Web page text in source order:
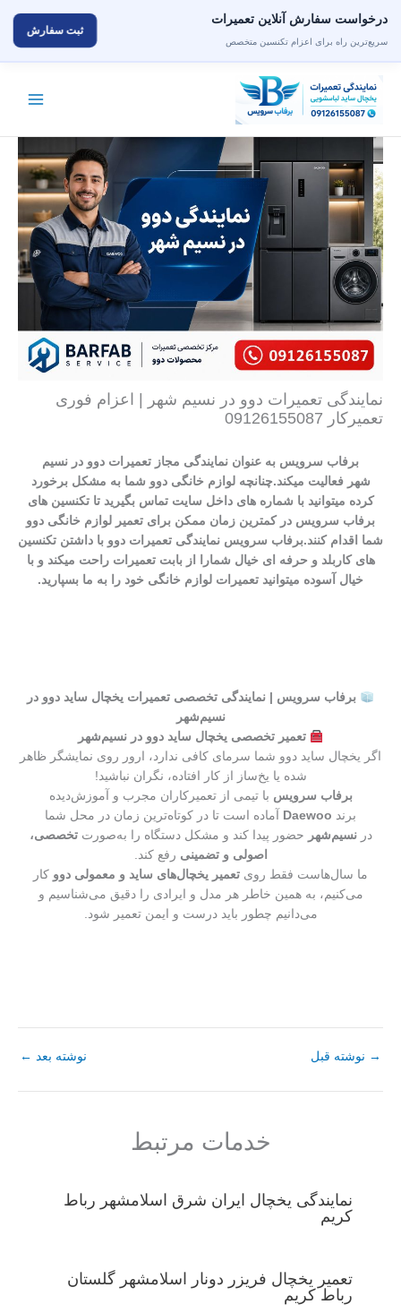
محتوا
نمایندگی تعمیرات دوو در نسیم شهر | اعزام فوری
تعمیرکار 09126155087
برفاب سرویس به عنوان نمایندگی مجاز تعمیرات دوو در نسیم
شهر فعالیت میکند.چنانچه لوازم خانگی دوو شما به مشکل برخورد
کرده میتوانید با شماره های داخل سایت تماس بگیرید تا تکنسین های
برفاب سرویس در کمترین زمان ممکن برای تعمیر لوازم خانگی دوو
شما اقدام کنند.برفاب سرویس نمایندگی تعمیرات دوو با داشتن تکنسین
های کاربلد و حرفه ای خیال شمارا از بابت تعمیرات راحت میکند و با
خیال آسوده میتوانید تعمیرات لوازم خانگی خود را به ما بسپارید.
برفاب سرویس | نمایندگی تخصصی تعمیرات یخچال ساید دوو در
نسیم‌شهر
تعمیر تخصصی یخچال ساید دوو در نسیم‌شهر
اگر یخچال ساید دوو شما سرمای کافی ندارد، ارور روی نمایشگر ظاهر
شده یا یخ‌ساز از کار افتاده، نگران نباشید!
برفاب سرویس با تیمی از تعمیرکاران مجرب و آموزش‌دیده
برند Daewoo
آماده است تا در کوتاه‌ترین زمان در محل شما
درنسیم‌شهر حضور پیدا کند و مشکل دستگاه را به‌صورتتخصصی،
اصولی و تضمینی رفع کند.
ما سال‌هاست فقط روی تعمیر یخچال‌های ساید و معمولی دوو کار
می‌کنیم، به همین خاطر هر مدل و ایرادی را دقیق می‌شناسیم و
می‌دانیم چطور باید درست و ایمن تعمیر شود.
→ نوشته قبل نوشته بعد ←
خدمات مرتبط
نمایندگی یخچال ایران شرق اسلامشهر رباط
کریم
تعمیر یخچال فریزر دونار اسلامشهر گلستان
رباط کریم
درخواست سفارش آنلاین تعمیرات
سریع‌ترین راه برای اعزام تکنسین متخصص
ثبت سفارش